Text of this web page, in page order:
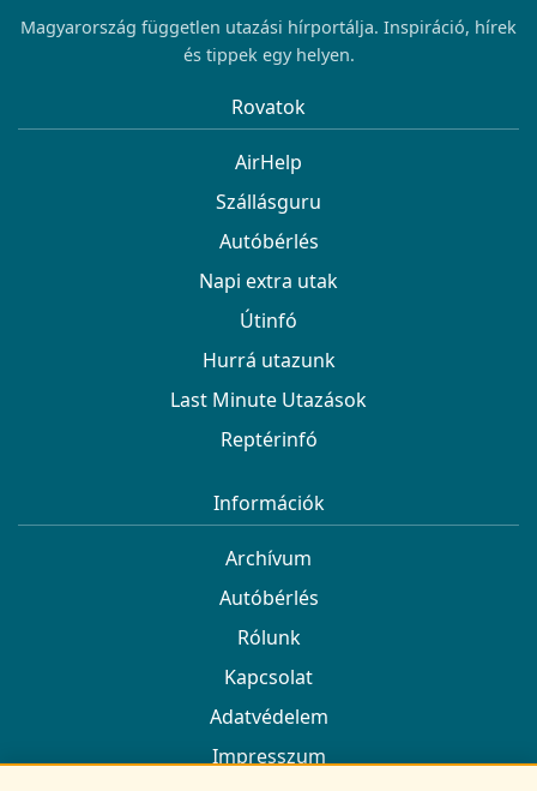
Magyarország független utazási hírportálja. Inspiráció, hírek
és tippek egy helyen.
Rovatok
AirHelp
Szállásguru
Autóbérlés
Napi extra utak
Útinfó
Hurrá utazunk
Last Minute Utazások
Reptérinfó
Információk
Archívum
Autóbérlés
Rólunk
Kapcsolat
Adatvédelem
Impresszum